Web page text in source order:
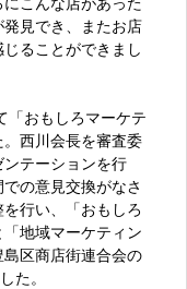
見でき、またお店
ることができまし
「おもしろマーケテ
西川会長を審査委
テーションを行
の意見交換がなさ
行い、「おもしろ
地域マーケティン
区商店街連合会の
た。